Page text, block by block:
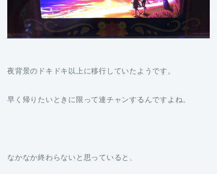
夜背景のドキドキ以上に移行していたようです。
早く帰りたいときに限って連チャンするんですよね。
なかなか終わらないと思っていると、